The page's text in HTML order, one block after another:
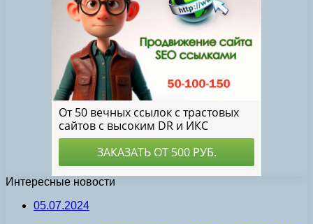
Интересные новости
05.07.2024